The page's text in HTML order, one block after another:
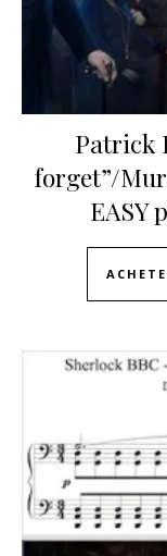
Patrick
forget”/
EASY